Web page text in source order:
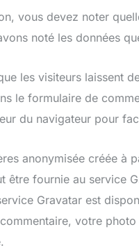
vous devez noter
noté les données
les visiteurs laissent
le formulaire de
du navigateur pour
anonymisée créée à
être fournie au service
Gravatar est
votre